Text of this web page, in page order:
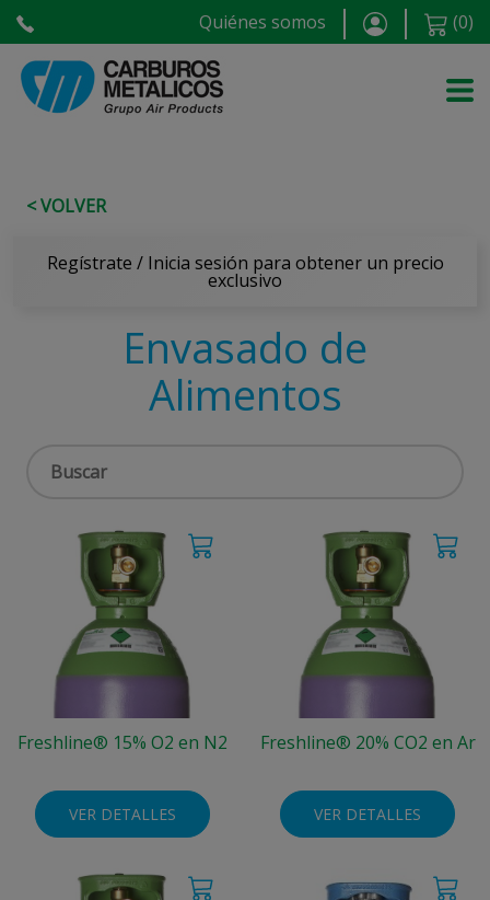
Quiénes somos (0)
< VOLVER
Regístrate / Inicia sesión para obtener un precio
exclusivo
Envasado de
Alimentos
Freshline® 15% O2 en N2
VER DETALLES
Freshline® 20% CO2 en Ar
VER DETALLES